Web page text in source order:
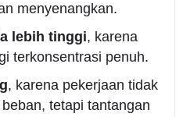
menyenangkan.
lebih tinggi, karena
terkonsentrasi penuh.
, karena pekerjaan tidak
tetapi tantangan